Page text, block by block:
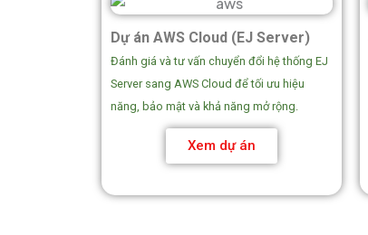
Dự án AWS Cloud (EJ Server)
Đánh giá và tư vấn chuyển đổi hệ thống EJ
Server sang AWS Cloud để tối ưu hiệu
năng, bảo mật và khả năng mở rộng.
Xem dự án